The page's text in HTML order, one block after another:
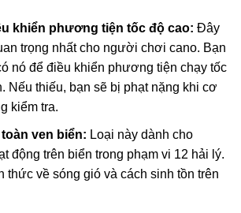
khiển phương tiện tốc độ cao: Đây
trọng nhất cho người chơi cano. Bạn
nó để điều khiển phương tiện chạy tốc
Nếu thiếu, bạn sẽ bị phạt nặng khi cơ
kiểm tra.
ven biển: Loại này dành cho
động trên biển trong phạm vi 12 hải lý.
thức về sóng gió và cách sinh tồn trên